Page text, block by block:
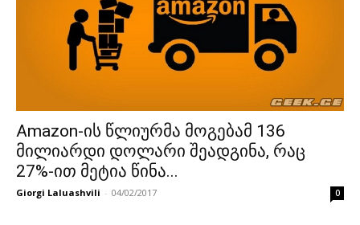
Amazon-ის წლიურმა მოგებამ 136
მილიარდი დოლარი შეადგინა, რაც
27%-ით მეტია წინა...
Giorgi Laluashvili - 04/02/2017 0